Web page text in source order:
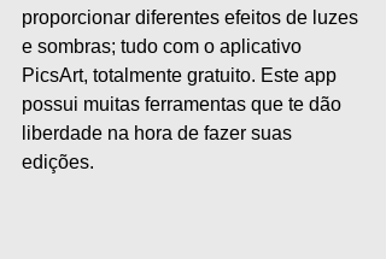
proporcionar diferentes efeitos de luzes
e sombras; tudo com o aplicativo
PicsArt, totalmente gratuito. Este app
possui muitas ferramentas que te dão
liberdade na hora de fazer suas
edições.